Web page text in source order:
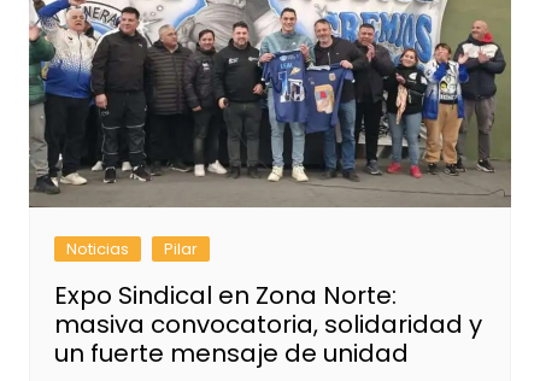
Noticias Pilar
Expo Sindical en Zona Norte:
masiva convocatoria, solidaridad y
un fuerte mensaje de unidad